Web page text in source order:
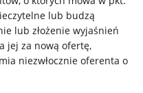
lub budzą
lub złożenie wyjaśnień
jej za nową ofertę,
niezwłocznie oferenta o